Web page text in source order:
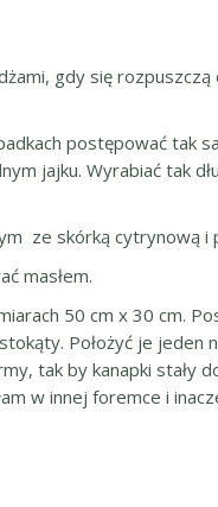
gdy się rozpuszczą
postępować tak
jajku. Wyrabiać tak
ze skórką cytrynową i
masłem.
50 cm x 30 cm.
Położyć je
tak by kanapki stały
w innej foremce i